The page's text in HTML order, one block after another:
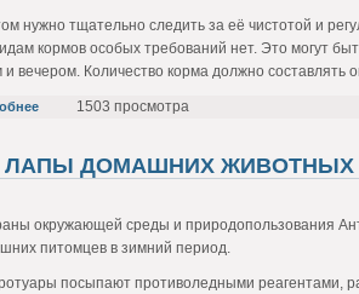
нужно тщательно следить за её чистотой и
кормов особых требований нет. Это могут
Количество корма должно составлять
1503 просмотра
ЛАПЫ ДОМАШНИХ ЖИВОТНЫХ
окружающей среды и природопользования
питомцев в зимний период.
посыпают противоледными